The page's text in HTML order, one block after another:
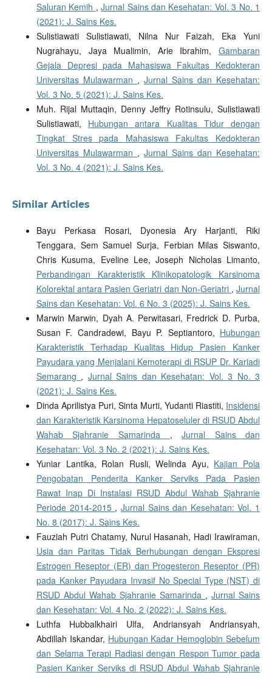
Saluran Kemih ,Jurnal Sains dan Kesehatan: Vol. 3 No. 1
(2021): J. Sains Kes.
Sulistiawati Sulistiawati, Nilna Nur Faizah, Eka Yuni
Nugrahayu, Jaya Mualimin, Arie Ibrahim,Gambaran
Gejala Depresi pada Mahasiswa Fakultas Kedokteran
Universitas Mulawarman ,Jurnal Sains dan Kesehatan:
Vol. 3 No. 5 (2021): J. Sains Kes.
Muh. Rijal Muttaqin, Denny Jeffry Rotinsulu, Sulistiawati
Sulistiawati, Hubungan antara Kualitas Tidur dengan
Tingkat Stres pada Mahasiswa Fakultas Kedokteran
Universitas Mulawarman ,Jurnal Sains dan Kesehatan:
Vol. 3 No. 4 (2021): J. Sains Kes.
Similar Articles
Bayu Perkasa Rosari, Dyonesia Ary Harjanti, Riki
Tenggara, Sem Samuel Surja, Ferbian Milas Siswanto,
Chris Kusuma, Eveline Lee, Joseph Nicholas Limanto,
Perbandingan Karakteristik Klinikopatologik Karsinoma
Kolorektal antara Pasien Geriatri dan Non-Geriatri ,Jurnal
Sains dan Kesehatan: Vol. 6 No. 3 (2025): J. Sains Kes.
Marwin Marwin, Dyah A. Perwitasari, Fredrick D. Purba,
Susan F. Candradewi, Bayu P. Septiantoro, Hubungan
Karakteristik Terhadap Kualitas Hidup Pasien Kanker
Payudara yang Menjalani Kemoterapi di RSUP Dr. Kariadi
Semarang , Jurnal Sains dan Kesehatan: Vol. 3 No. 3
(2021): J. Sains Kes.
Dinda Aprilistya Puri, Sinta Murti, Yudanti Riastiti, Insidensi
dan Karakteristik Karsinoma Hepatoseluler di RSUD Abdul
Wahab Sjahranie Samarinda ,Jurnal Sains dan
Kesehatan: Vol. 3 No. 2 (2021): J. Sains Kes.
Yuniar Lantika, Rolan Rusli, Welinda Ayu, Kajian Pola
Pengobatan Penderita Kanker Serviks Pada Pasien
Rawat Inap Di Instalasi RSUD Abdul Wahab Sjahranie
Periode 2014-2015 , Jurnal Sains dan Kesehatan: Vol. 1
No. 8 (2017): J. Sains Kes.
Fauziah Putri Chatamy, Nurul Hasanah, Hadi Irawiraman,
Usia dan Paritas Tidak Berhubungan dengan Ekspresi
Estrogen Reseptor (ER) dan Progesteron Reseptor (PR)
pada Kanker Payudara Invasif No Special Type (NST) di
RSUD Abdul Wahab Sjahranie Samarinda ,Jurnal Sains
dan Kesehatan: Vol. 4 No. 2 (2022): J. Sains Kes.
Luthfa Hubbalkhairi Ulfa, Andriansyah Andriansyah,
Abdillah Iskandar, Hubungan Kadar Hemoglobin Sebelum
dan Selama Terapi Radiasi dengan Respon Tumor pada
Pasien Kanker Serviks di RSUD Abdul Wahab Sjahranie